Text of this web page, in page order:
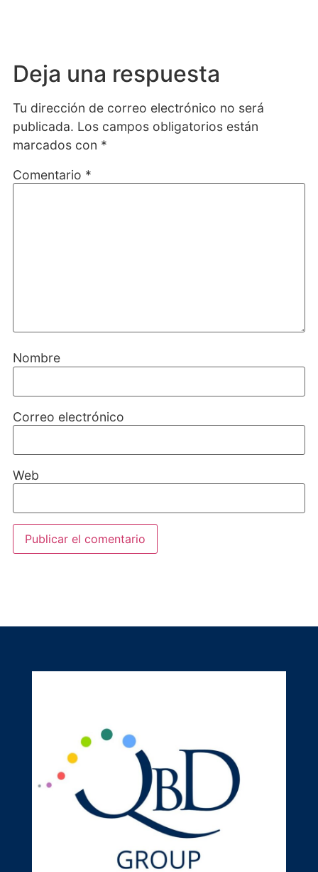
Deja una respuesta
Tu dirección de correo electrónico no será
publicada. Los campos obligatorios están
marcados con *
Comentario *
Nombre
Correo electrónico
Web